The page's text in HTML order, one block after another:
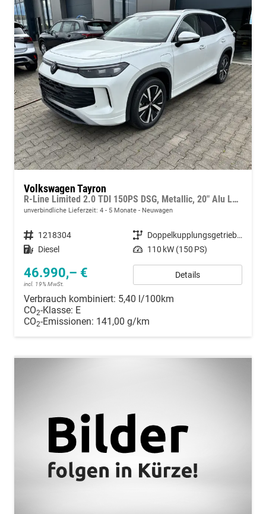
Volkswagen Tayron
R-Line Limited 2.0 TDI 150PS DSG, Metallic, 20" Alu LEEDS, IQ LIGHT MATRIX-LED, HEAD-UP, ERGOACTIV-Sitz+Massage, Winterpaket, Elektr. Heckklappe, ParkAssist, Parksensoren v/h, 360°Kamera, Radio 15"/App-Connect, Alarm, Keyless, 3Z-Climatronic, ACC, Dachreling
unverbindliche Lieferzeit: 4 - 5 Monate Neuwagen
Fahrzeugnummer 1218304 Getriebe
Doppelkupplungsgetriebe (DSG)
Kraftstoff Diesel Leistung 110 kW (150 PS)
46.990,– €
incl. 19% MwSt.
Details
Verbrauch kombiniert: 5,40 l/100km
CO2-Klasse: E
CO2-Emissionen: 141,00 g/km